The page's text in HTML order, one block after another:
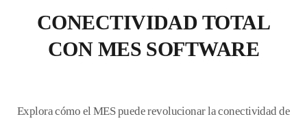
CONECTIVIDAD TOTAL
CON MES SOFTWARE
Explora cómo el MES puede revolucionar la conectividad de